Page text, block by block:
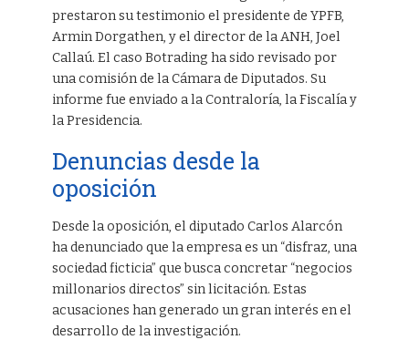
prestaron su testimonio el presidente de YPFB,
Armin Dorgathen, y el director de la ANH, Joel
Callaú. El caso Botrading ha sido revisado por
una comisión de la Cámara de Diputados. Su
informe fue enviado a la Contraloría, la Fiscalía y
la Presidencia.
Denuncias desde la
oposición
Desde la oposición, el diputado Carlos Alarcón
ha denunciado que la empresa es un “disfraz, una
sociedad ficticia” que busca concretar “negocios
millonarios directos” sin licitación. Estas
acusaciones han generado un gran interés en el
desarrollo de la investigación.